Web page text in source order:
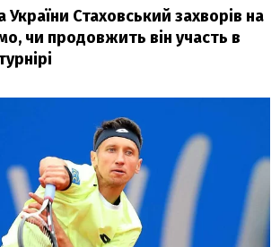
Стаховський захворів на
чи продовжить він участь в